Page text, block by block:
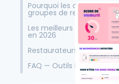
Pourquoi les outils IA
groupes de restaurants
Les meilleurs outils IA
en 2026
Restaurateurs :
FAQ — Outils IA pour